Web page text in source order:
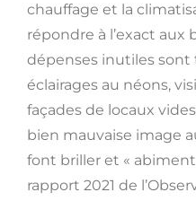
chauffage et la
répondre à l’exact aux
dépenses inutiles sont
éclairages au néons,
façades de locaux
bien mauvaise image
font briller et « abiment
rapport 2021 de